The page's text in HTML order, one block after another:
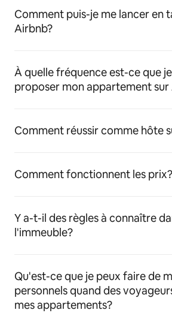
Comment puis-je me lancer en
Airbnb?
À quelle fréquence est-ce que
proposer mon appartement sur
Comment réussir comme hôte
Comment fonctionnent les prix?
Y a-t-il des règles à connaître
l'immeuble?
Qu'est-ce que je peux faire de
personnels quand des
mes appartements?